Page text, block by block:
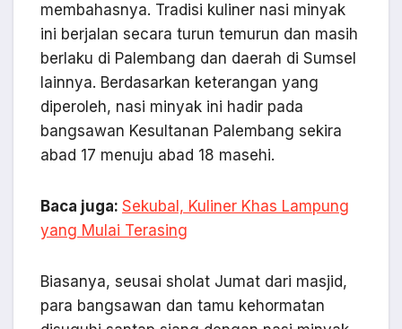
membahasnya. Tradisi kuliner nasi minyak
ini berjalan secara turun temurun dan masih
berlaku di Palembang dan daerah di Sumsel
lainnya. Berdasarkan keterangan yang
diperoleh, nasi minyak ini hadir pada
bangsawan Kesultanan Palembang sekira
abad 17 menuju abad 18 masehi.
Baca juga: Sekubal, Kuliner Khas Lampung
yang Mulai Terasing
Biasanya, seusai sholat Jumat dari masjid,
para bangsawan dan tamu kehormatan